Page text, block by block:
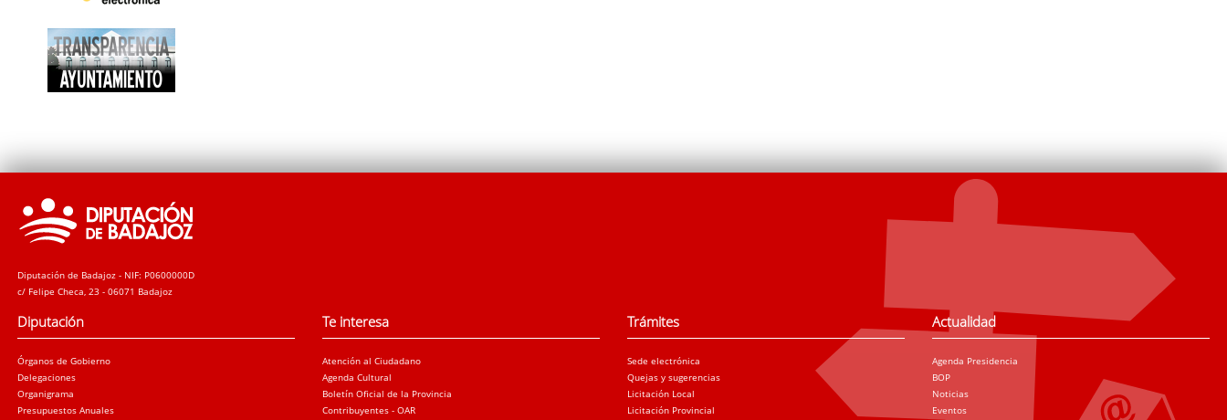
Diputación de Badajoz - NIF: P0600000D
c/ Felipe Checa, 23 - 06071 Badajoz
Diputación
Órganos de Gobierno
Delegaciones
Organigrama
Presupuestos Anuales
Te interesa
Atención al Ciudadano
Agenda Cultural
Boletín Oficial de la Provincia
Contribuyentes - OAR
Trámites
Sede electrónica
Quejas y sugerencias
Licitación Local
Licitación Provincial
Actualidad
Agenda Presidencia
BOP
Noticias
Eventos